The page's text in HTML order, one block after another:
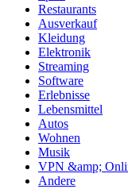
Restaurants
Ausverkauf
Kleidung
Elektronik
Streaming
Software
Erlebnisse
Lebensmittel
Autos
Wohnen
Musik
VPN &amp;
Andere